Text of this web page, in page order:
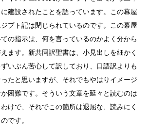
建設されたことを語っています。この幕屋
プト記は閉じられているのです。この幕屋
の指示は、何を言っているのかよく分から
ます。新共同訳聖書は、小見出しを細かく
いぶん苦心して訳しており、口語訳よりも
たと思いますが、それでもやはりイメージ
困難です。そういう文章を延々と読むのは
けで、それでこの箇所は退屈な、読みにく
です。